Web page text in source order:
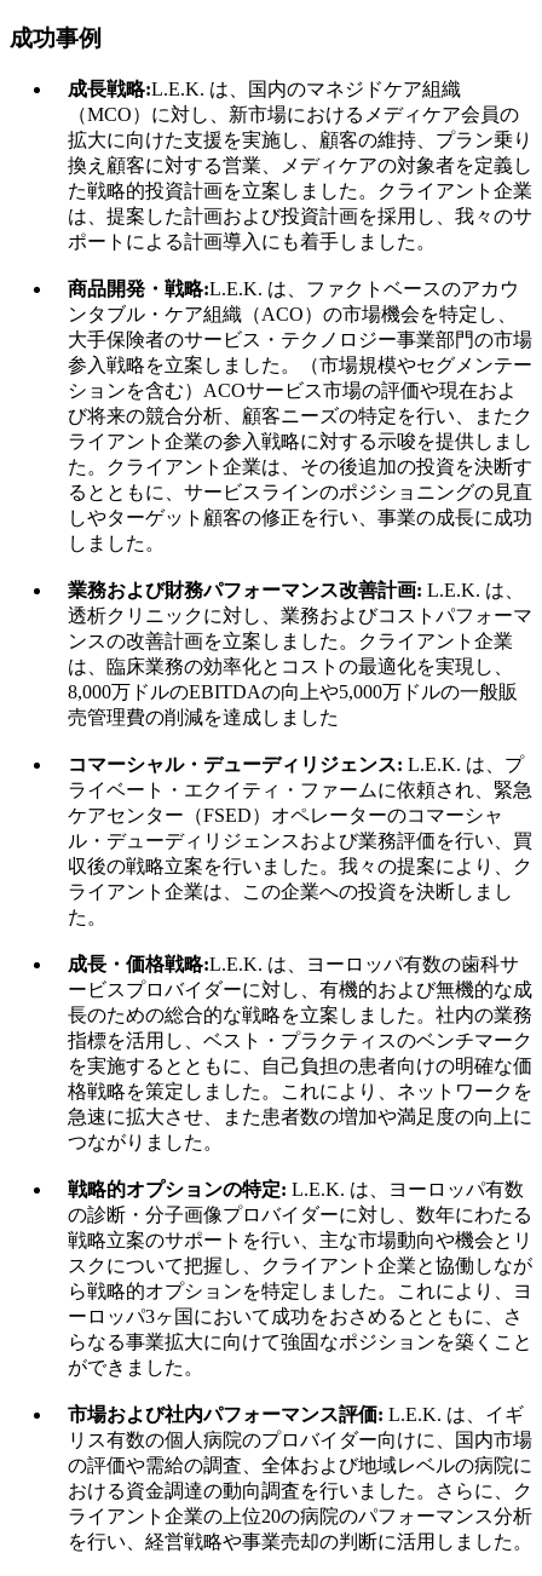
成功事例
成長戦略:L.E.K. は、国内のマネジドケア組織
（MCO）に対し、新市場におけるメディケア会員の
拡大に向けた支援を実施し、顧客の維持、プラン乗り
換え顧客に対する営業、メディケアの対象者を定義し
た戦略的投資計画を立案しました。クライアント企業
は、提案した計画および投資計画を採用し、我々のサ
ポートによる計画導入にも着手しました。
商品開発・戦略:L.E.K. は、ファクトベースのアカウ
ンタブル・ケア組織（ACO）の市場機会を特定し、
大手保険者のサービス・テクノロジー事業部門の市場
参入戦略を立案しました。（市場規模やセグメンテー
ションを含む）ACOサービス市場の評価や現在およ
び将来の競合分析、顧客ニーズの特定を行い、またク
ライアント企業の参入戦略に対する示唆を提供しまし
た。クライアント企業は、その後追加の投資を決断す
るとともに、サービスラインのポジショニングの見直
しやターゲット顧客の修正を行い、事業の成長に成功
しました。
業務および財務パフォーマンス改善計画: L.E.K. は、
透析クリニックに対し、業務およびコストパフォーマ
ンスの改善計画を立案しました。クライアント企業
は、臨床業務の効率化とコストの最適化を実現し、
8,000万ドルのEBITDAの向上や5,000万ドルの一般販
売管理費の削減を達成しました
コマーシャル・デューディリジェンス: L.E.K. は、プ
ライベート・エクイティ・ファームに依頼され、緊急
ケアセンター（FSED）オペレーターのコマーシャ
ル・デューディリジェンスおよび業務評価を行い、買
収後の戦略立案を行いました。我々の提案により、ク
ライアント企業は、この企業への投資を決断しまし
た。
成長・価格戦略:L.E.K. は、ヨーロッパ有数の歯科サ
ービスプロバイダーに対し、有機的および無機的な成
長のための総合的な戦略を立案しました。社内の業務
指標を活用し、ベスト・プラクティスのベンチマーク
を実施するとともに、自己負担の患者向けの明確な価
格戦略を策定しました。これにより、ネットワークを
急速に拡大させ、また患者数の増加や満足度の向上に
つながりました。
戦略的オプションの特定: L.E.K. は、ヨーロッパ有数
の診断・分子画像プロバイダーに対し、数年にわたる
戦略立案のサポートを行い、主な市場動向や機会とリ
スクについて把握し、クライアント企業と協働しなが
ら戦略的オプションを特定しました。これにより、ヨ
ーロッパ3ヶ国において成功をおさめるとともに、さ
らなる事業拡大に向けて強固なポジションを築くこと
ができました。
市場および社内パフォーマンス評価: L.E.K. は、イギ
リス有数の個人病院のプロバイダー向けに、国内市場
の評価や需給の調査、全体および地域レベルの病院に
おける資金調達の動向調査を行いました。さらに、ク
ライアント企業の上位20の病院のパフォーマンス分析
を行い、経営戦略や事業売却の判断に活用しました。